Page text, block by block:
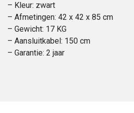
– Kleur: zwart
– Afmetingen: 42 x 42 x 85 cm
– Gewicht: 17 KG
– Aansluitkabel: 150 cm
– Garantie: 2 jaar